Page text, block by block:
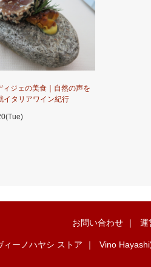
ィジェの美食｜自然の声を
イタリアワイン紀行
お問い合わせ ｜ 運
ィーノハヤシ ストア ｜ Vino